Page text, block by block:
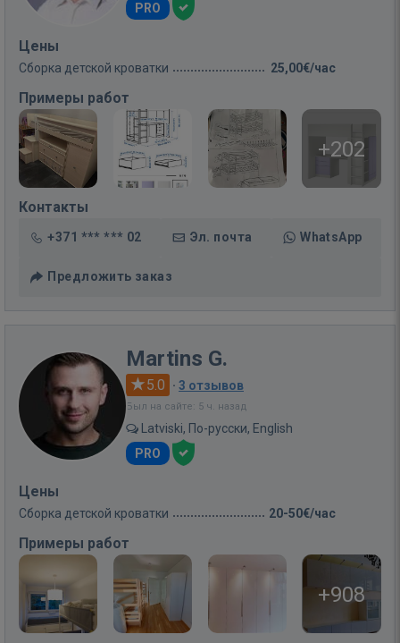
PRO
Цены
Сборка детской кроватки 25,00€/час
Примеры работ
+202
Контакты
+371 *** *** 02 Эл. почта WhatsApp
Предложить заказ
Martins G.
5.0 · 3 отзывов
Был на сайте: 5 ч. назад
Latviski, По-русски, English
PRO
Цены
Сборка детской кроватки 20-50€/час
Примеры работ
+908